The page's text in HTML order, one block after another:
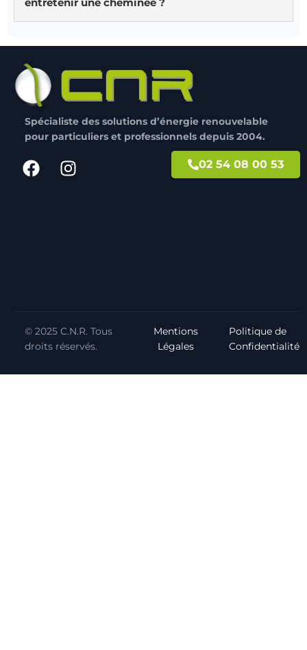
étincelles et ensembles de serviteurs sont
essentiels pour maintenir la sécurité et l’efficacité
de votre cheminée.
Spécialiste des solutions d’énergie renouvelable
pour particuliers et professionnels depuis 2004.
02 54 08 00 53
© 2025 C.N.R. Tous
droits réservés.
Mentions
Légales
Politique de
Confidentialité